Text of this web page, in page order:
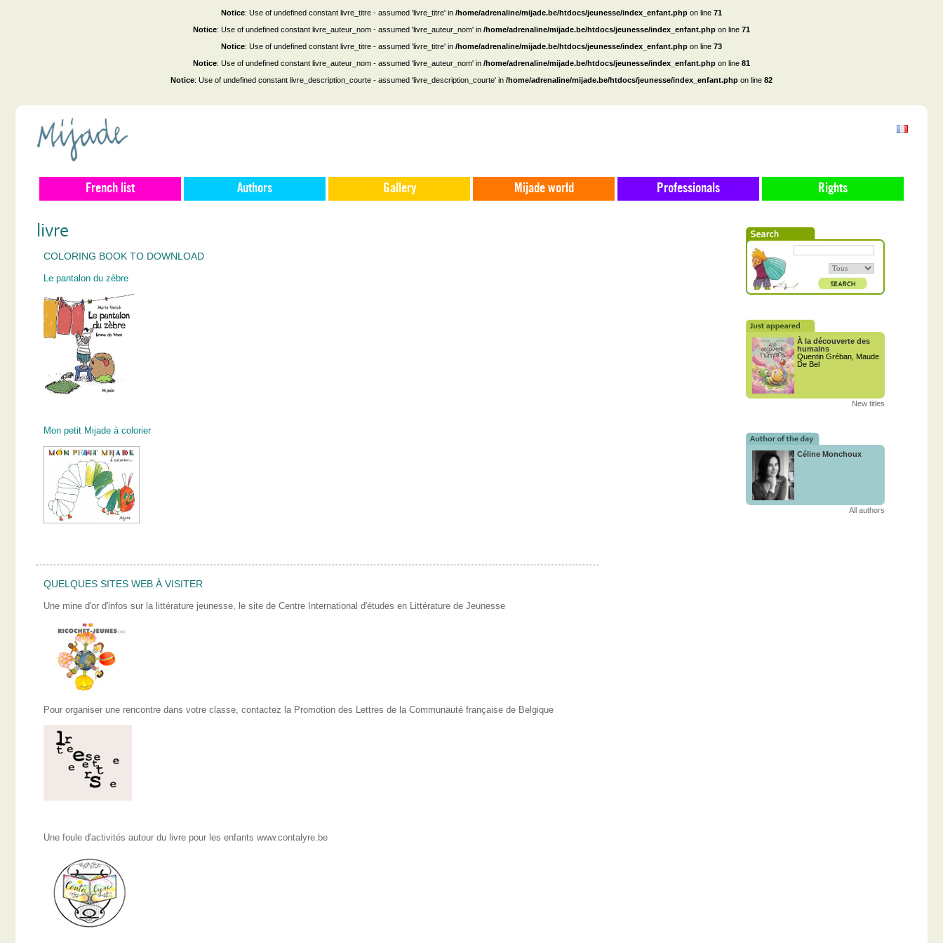
Notice: Use of undefined constant livre_titre - assumed 'livre_titre' in /home/adrenaline/mijade.be/htdocs/jeunesse/index_enfant.php on line 71
Notice: Use of undefined constant livre_auteur_nom - assumed 'livre_auteur_nom' in /home/adrenaline/mijade.be/htdocs/jeunesse/index_enfant.php on line 71
Notice: Use of undefined constant livre_titre - assumed 'livre_titre' in /home/adrenaline/mijade.be/htdocs/jeunesse/index_enfant.php on line 73
Notice: Use of undefined constant livre_auteur_nom - assumed 'livre_auteur_nom' in /home/adrenaline/mijade.be/htdocs/jeunesse/index_enfant.php on line 81
Notice: Use of undefined constant livre_description_courte - assumed 'livre_description_courte' in /home/adrenaline/mijade.be/htdocs/jeunesse/index_enfant.php on line 82
French list Authors Gallery Mijade world Professionals Rights
livre
COLORING BOOK TO DOWNLOAD
Le pantalon du zèbre
Mon petit Mijade à colorier
QUELQUES SITES WEB À VISITER
Une mine d'or d'infos sur la littérature jeunesse, le site de Centre International d'études en Littérature de Jeunesse
Pour organiser une rencontre dans votre classe, contactez la Promotion des Lettres de la Communauté française de Belgique
Une foule d'activités autour du livre pour les enfants www.contalyre.be
À la découverte des
humains
Quentin Gréban, Maude
De Bel
New titles
Céline Monchoux
All authors